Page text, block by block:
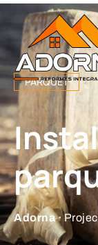
PARQUET
Adorna ·